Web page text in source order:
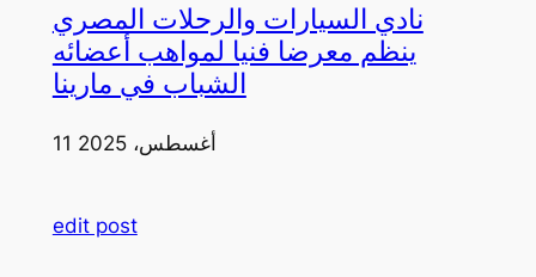
نادي السيارات والرحلات المصري
ينظم معرضا فنيا لمواهب أعضائه
الشباب في مارينا
11 أغسطس، 2025
edit post